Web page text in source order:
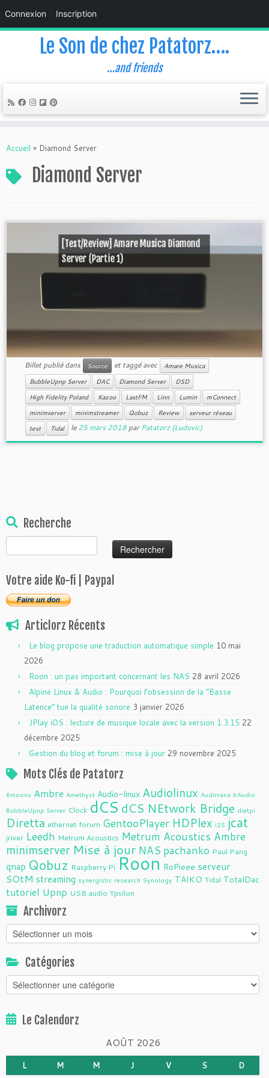
Connexion Inscription
Le Son de chez Patatorz….
…and friends
Accueil » Diamond Server
Diamond Server
[Test/Review] Amare Musica Diamond
Server (Partie 1)
Billet publié dans Source et taggé avec
Amare Musica
BubbleUpnp Server
DAC Diamond Server
DSD
High Fidelity Poland
Kazoo LastFM Linn Lumin
mConnect
minimserver
minimstreamer Qobuz Review
serveur réseau
test
Tidal le25 mars 2018 parPatatorz (Ludovic)
Recherche
Votre aide Ko-fi | Paypal
Articlorz Récents
Le blog propose une traduction automatique simple 10 mai
2026
Roon : un pas important concernant les NAS 28 avril 2026
Alpine Linux & Audio : Pourquoi l’obsession de la “Basse
Latence” tue la qualité sonore 3 janvier 2026
JPlay iOS : lecture de musique locale avec la version 1.3.15 22
décembre 2025
Gestion du blog et forum : mise à jour 29 novembre 2025
Mots Clés de Patatorz
6moons Ambre Amethyst Audio-linux Audiolinux Audirvana bAudio
BubbleUpnp Server Clock dCS dCS NEtwork Bridge dietpi
Diretta ethernet forum GentooPlayer HDPlex i2S jcat
jriver Leedh Metrum Acoustics Metrum Acoustics Ambre
minimserver Mise à jour NAS pachanko Paul Pang
qnap Qobuz Raspberry Pi Roon RoPieee serveur
SOtM streaming synergistic research Synology TAIKO Tidal TotalDac
tutoriel Upnp USB audio Ypsilon
Archivorz
Archivorz
Catégories
Catégories
Le Calendorz
AOÛT 2026
L M M J V S D